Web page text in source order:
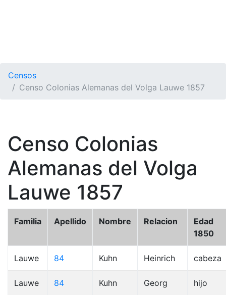
Censos
Censo Colonias Alemanas del Volga Lauwe 1857
Censo Colonias
Alemanas del Volga
Lauwe 1857
Familia Apellido Nombre Relacion
Edad
1850
Lauwe 84 Kuhn Heinrich cabeza
Lauwe 84 Kuhn Georg hijo